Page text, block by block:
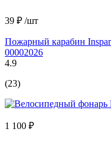
39 ₽ /шт
Пожарный карабин
00002026
4.9
(23)
1 100 ₽